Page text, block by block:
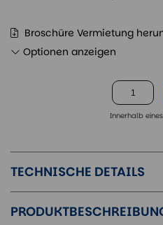
Broschüre Vermietung
Optionen anzeigen
Innerhalb
TECHNISCHE DETAILS